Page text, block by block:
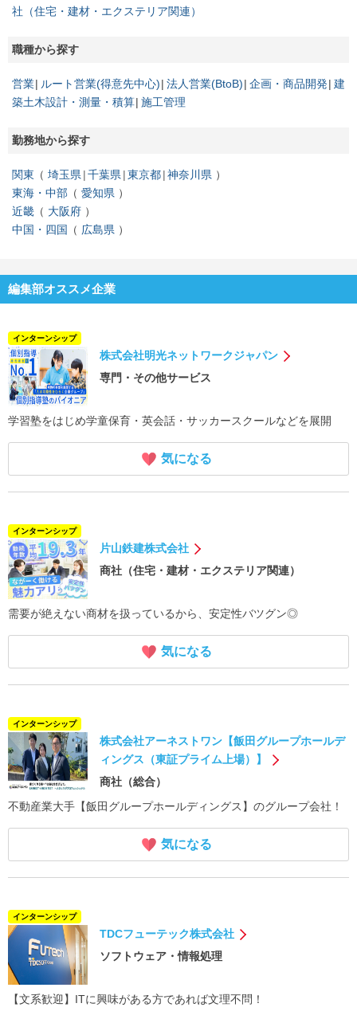
社（住宅・建材・エクステリア関連）
職種から探す
営業 ルート営業(得意先中心) 法人営業(BtoB) 企画・商品開発 建
築土木設計・測量・積算 施工管理
勤務地から探す
関東 埼玉県 千葉県 東京都 神奈川県
東海・中部
愛知県
近畿
大阪府
中国・四国
広島県
編集部オススメ企業
インターンシップ
株式会社明光ネットワークジャパン
専門・その他サービス
学習塾をはじめ学童保育・英会話・サッカースクールなどを展開
気になる
インターンシップ
片山鉄建株式会社
商社（住宅・建材・エクステリア関連）
需要が絶えない商材を扱っているから、安定性バツグン◎
気になる
インターンシップ
株式会社アーネストワン【飯田グループホールデ
ィングス（東証プライム上場）】
商社（総合）
不動産業大手【飯田グループホールディングス】のグループ会社！
気になる
インターンシップ
TDCフューテック株式会社
ソフトウェア・情報処理
【文系歓迎】ITに興味がある方であれば文理不問！